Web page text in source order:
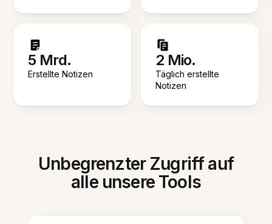
5 Mrd.
Erstellte Notizen
2 Mio.
Täglich erstellte
Notizen
Unbegrenzter Zugriff auf
alle unsere Tools